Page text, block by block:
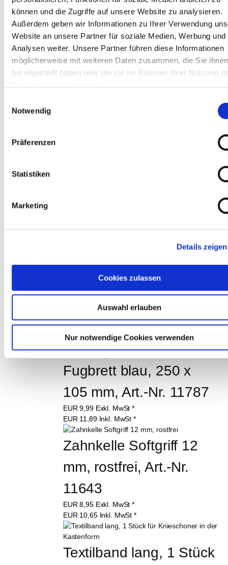
können und die Zugriffe auf unsere Website zu analysieren.
Außerdem geben wir Informationen zu Ihrer Verwendung
Website an unsere Partner für soziale Medien, Werbung und
Analysen weiter. Unsere Partner führen diese Informationen
möglicherweise mit weiteren Daten zusammen, die Sie ihnen
bereitgestellt haben oder die sie im Rahmen Ihrer Nutzung
Notwendig
Präferenzen
Statistiken
Marketing
Details zeigen
Cookies zulassen
Auswahl erlauben
Nur notwendige Cookies verwenden
Knieschoner
Kastenform, schwarz, 1
Paar, Art.-Nr. 10201
EUR 33,50 Exkl. MwSt
EUR39,87Inkl. MwSt *
Plastik-Fliesenkeile 500
Stück Art.-Nr. 10435
EUR2,69Exkl. MwSt *
EUR
3,20 Inkl. MwSt
500 Stück (€ 0,01 / Stück)
Fugbrett blau, 250 x
105 mm, Art.-Nr. 11787
EUR9,99 Exkl. MwSt *
EUR 11,89 Inkl. MwSt *
Zahnkelle Softgriff 12
mm, rostfrei, Art.-Nr.
11643
EUR8,95 Exkl. MwSt *
EUR 10,65 Inkl. MwSt *
Textilband lang, 1 Stück